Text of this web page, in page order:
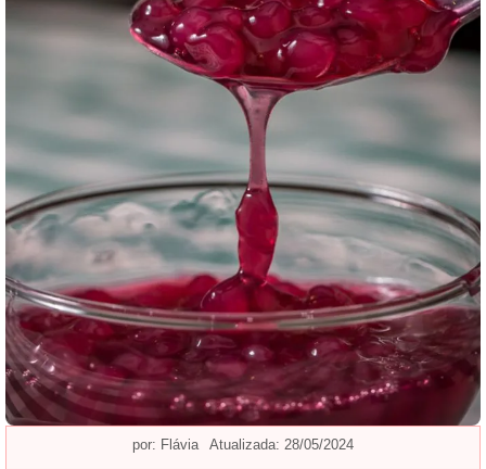
por: Flávia Atualizada: 28/05/2024